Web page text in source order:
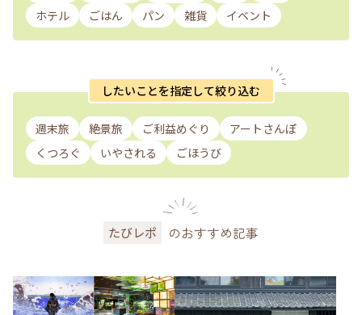
ホテル
ごはん パン 雑貨 イベント
したいことを指定して絞り込む
週末旅 絶景旅 ご利益めぐり
アートさんぽ
くつろぐ
いやされる ごほうび
たびレポ のおすすめ記事